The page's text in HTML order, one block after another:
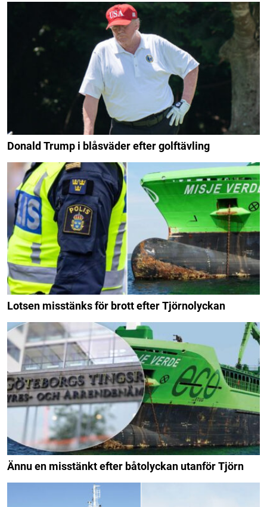
Donald Trump i blåsväder efter golftävling
Lotsen misstänks för brott efter Tjörnolyckan
Ännu en misstänkt efter båtolyckan utanför Tjörn